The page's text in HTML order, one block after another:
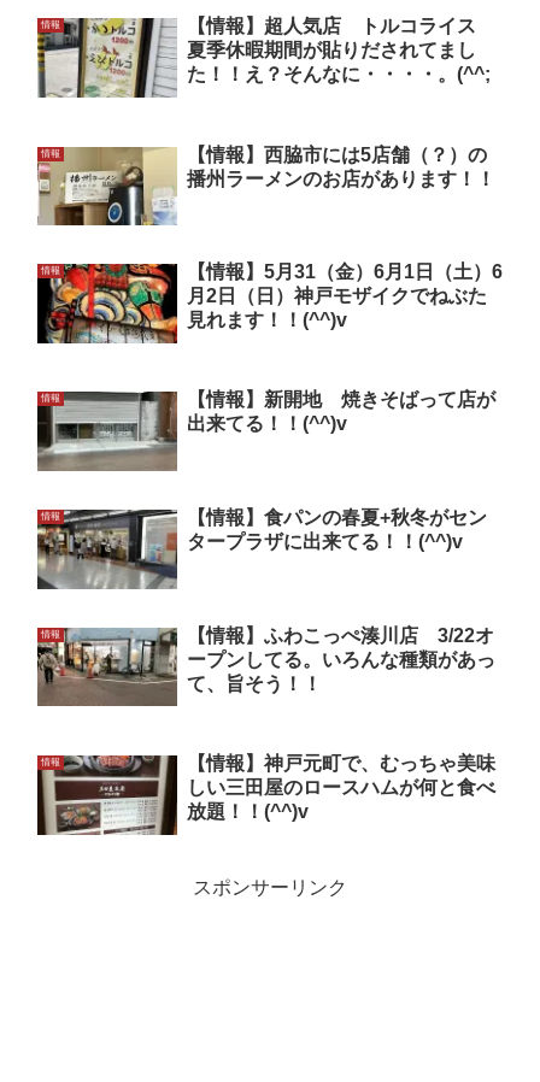
情報
【情報】超人気店 トルコライス
夏季休暇期間が貼りだされてまし
た！！え？そんなに・・・・。(^^;
情報
【情報】西脇市には5店舗（？）の
播州ラーメンのお店があります！！
情報
【情報】5月31（金）6月1日（土）6
月2日（日）神戸モザイクでねぶた
見れます！！(^^)v
情報
【情報】新開地 焼きそばって店が
出来てる！！(^^)v
情報
【情報】食パンの春夏+秋冬がセン
タープラザに出来てる！！(^^)v
情報
【情報】ふわこっぺ湊川店 3/22オ
ープンしてる。いろんな種類があっ
て、旨そう！！
情報
【情報】神戸元町で、むっちゃ美味
しい三田屋のロースハムが何と食べ
放題！！(^^)v
スポンサーリンク